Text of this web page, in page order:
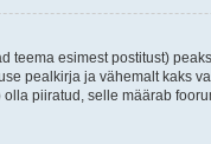
teema esimest postitust)
pealkirja ja vähemalt kaks
piiratud, selle määrab